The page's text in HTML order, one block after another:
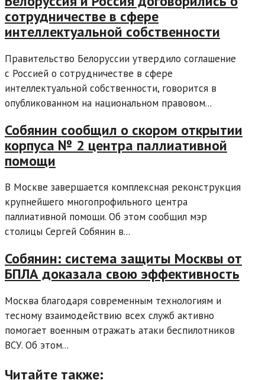
сотрудничестве в сфере
интеллектуальной собственности
Правительство Белоруссии утвердило соглашение
с Россией о сотрудничестве в сфере
интеллектуальной собственности, говорится в
опубликованном на национальном правовом...
Собянин сообщил о скором открытии
корпуса № 2 центра паллиативной
помощи
В Москве завершается комплексная реконструкция
крупнейшего многопрофильного центра
паллиативной помощи. Об этом сообщил мэр
столицы Сергей Собянин в...
Собянин: система защиты Москвы от
БПЛА доказала свою эффективность
Москва благодаря современным технологиям и
тесному взаимодействию всех служб активно
помогает военным отражать атаки беспилотников
ВСУ. Об этом...
Читайте также: